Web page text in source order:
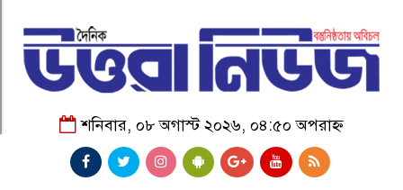
শনিবার, ০৮ অগাস্ট ২০২৬, ০৪:৫০ অপরাহ্ন